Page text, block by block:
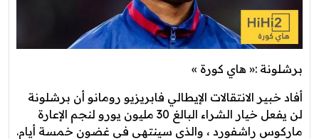
برشلونة :« هاي كورة »
أفاد خبير الانتقالات الإيطالي فابريزيو رومانو أن برشلونة
لن يفعل خيار الشراء البالغ 30 مليون يورو لنجم الإعارة
ماركوس راشفورد ، والذي سينتهي في غضون خمسة أيام.